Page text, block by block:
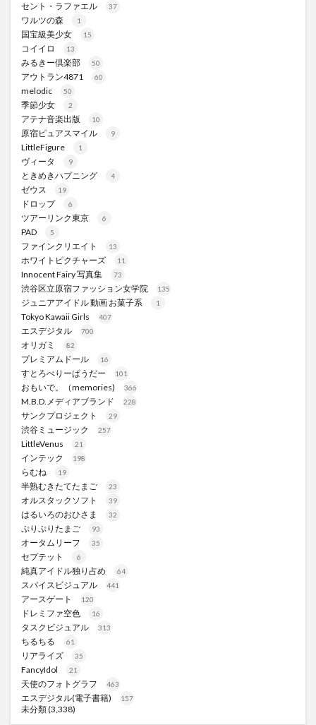
セント・ラファエル 37
ワルツの森 1
国宝級美少女 15
コイイロ 13
みるきー倶楽部 50
アウトラン4871 60
melodic 50
季節少女 2
アテナ音楽出版 10
原宿ピュアスマイル 9
LittleFigure 1
ヴィータ 9
ときめきハプニング 4
ゼウス 19
ドロップ 6
ツアーリンク東京 6
PAD 5
ファインクリエイト 13
ホワイトピクチャーズ 11
Innocent Fairy 写真集 73
渋谷区立原宿ファッション女学院 135
ジュニアアイドル 動画 お菓子系 1
Tokyo Kawaii Girls 407
エスデジタル 700
オリガミ 82
プレミアムドール 16
すとろべりーぱうだー 101
おもいで。（memories) 366
M.B.D.メディアブランド 228
サンクプロジェクト 29
渋谷ミュージック 257
LittleVenus 21
インテック 198
らむね 19
半熟むきたてたまご 23
オルスタックソフト 39
はるいろのおひさま 32
ぷりぷりたまご 93
オータムリーフ 35
セプテット 6
純真アイドル独り占め 64
スパイスビジュアル 441
アースゲート 120
ドレミファ空色 16
タスクビジュアル 313
ちるちる 61
リアライズ 35
FancyIdol 21
天使のフォトグラフ 463
エスデジタル(電子書籍) 157
未分類(3,338)